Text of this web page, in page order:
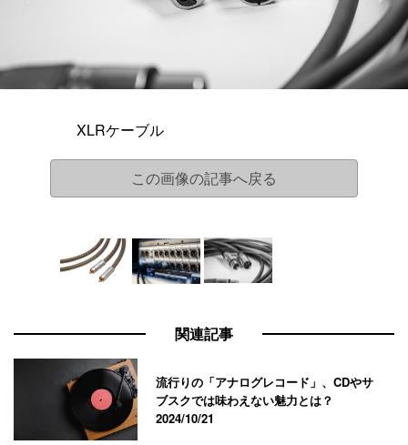
XLRケーブル
この画像の記事へ戻る
関連記事
流行りの「アナログレコード」、CDやサ
ブスクでは味わえない魅力とは？
2024/10/21